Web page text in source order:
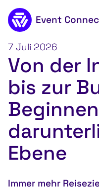
zum Hauptinhalt
Event
7 Juli 2026
Von der
bis zur
Ebene
Immer mehr